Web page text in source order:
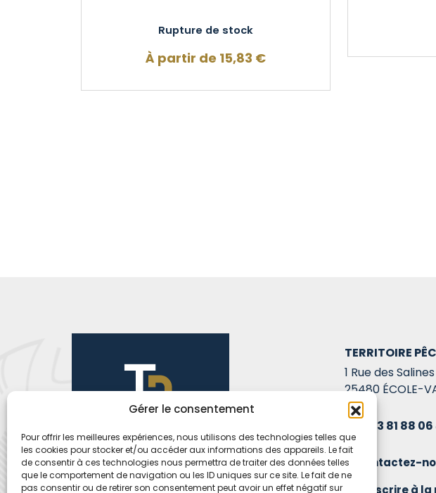
Gérer le consentement
Pour offrir les meilleures expériences, nous utilisons des technologies telles que
les cookies pour stocker et/ou accéder aux informations des appareils. Le fait
de consentir à ces technologies nous permettra de traiter des données telles
que le comportement de navigation ou les ID uniques sur ce site. Le fait de ne
pas consentir ou de retirer son consentement peut avoir un effet négatif sur
Rupture de stock
À partir de 15,83 €
TERRITOIRE
1 Rue des Salines
25480 ÉCOLE-
03 81 88
Contactez-
S'inscrire à